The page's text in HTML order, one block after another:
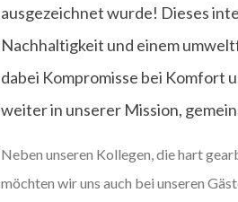
ausgezeichnet wurde! Dieses
Nachhaltigkeit und einem
dabei Kompromisse bei Komfort
weiter in unserer Mission,
Neben unseren Kollegen, die hart
möchten wir uns auch bei unseren